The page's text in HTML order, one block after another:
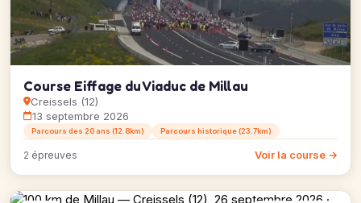
Course Eiffage du Viaduc de Millau
Creissels (12)
13 septembre 2026
Parcours des 20 ans (12.8km) Parcours historique (23.7km)
2 épreuves Voir la course →